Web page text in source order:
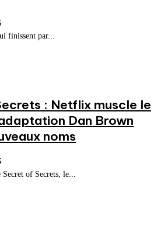
finissent par...
: Netflix muscle le
Dan Brown
noms
of Secrets, le...